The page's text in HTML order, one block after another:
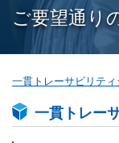
ご要望通り
一貫トレーサビリティ
一貫トレー